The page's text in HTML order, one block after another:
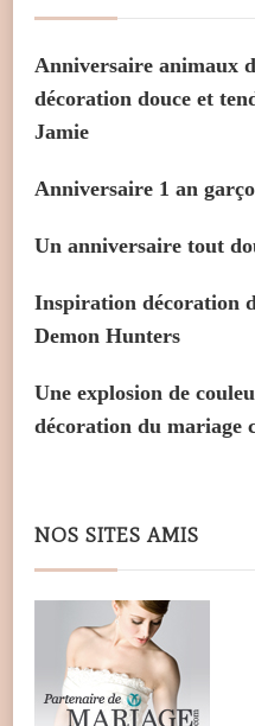
Anniversaire animaux
décoration douce et
Jamie
Anniversaire 1 an
Un anniversaire tout
Inspiration décoration
Demon Hunters
Une explosion de
décoration du mariage
NOS SITES AMIS